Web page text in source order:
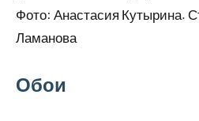
Фото: Анастасия Кутырина.
Ламанова
Обои